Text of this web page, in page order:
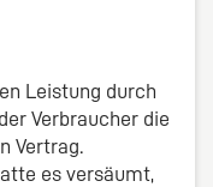
Leistung durch
Verbraucher die
Vertrag.
es versäumt,